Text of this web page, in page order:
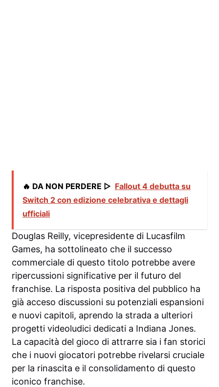
🔥 DA NON PERDERE ▷ Fallout 4 debutta su
Switch 2 con edizione celebrativa e dettagli
ufficiali
Douglas Reilly, vicepresidente di Lucasfilm
Games, ha sottolineato che il successo
commerciale di questo titolo potrebbe avere
ripercussioni significative per il futuro del
franchise. La risposta positiva del pubblico ha
già acceso discussioni su potenziali espansioni
e nuovi capitoli, aprendo la strada a ulteriori
progetti videoludici dedicati a Indiana Jones.
La capacità del gioco di attrarre sia i fan storici
che i nuovi giocatori potrebbe rivelarsi cruciale
per la rinascita e il consolidamento di questo
iconico franchise.